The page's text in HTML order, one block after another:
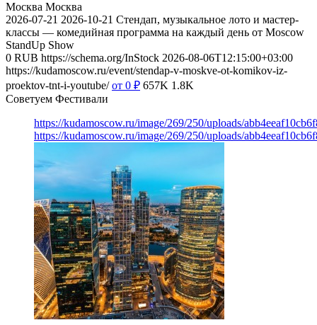
Москва Москва
2026-07-21 2026-10-21 Стендап, музыкальное лото и мастер-
классы — комедийная программа на каждый день от Moscow
StandUp Show
0 RUB https://schema.org/InStock 2026-08-06T12:15:00+03:00
https://kudamoscow.ru/event/stendap-v-moskve-ot-komikov-iz-
proektov-tnt-i-youtube/ от 0 ₽ 657K 1.8K
Советуем Фестивали
https://kudamoscow.ru/image/269/250/uploads/
https://kudamoscow.ru/image/269/250/uploads/